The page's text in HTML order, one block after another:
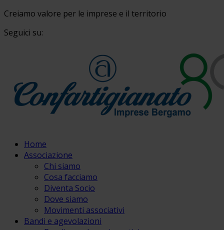
Creiamo valore per le imprese e il territorio
Seguici su:
Home
Associazione
Chi siamo
Cosa facciamo
Diventa Socio
Dove siamo
Movimenti associativi
Bandi e agevolazioni